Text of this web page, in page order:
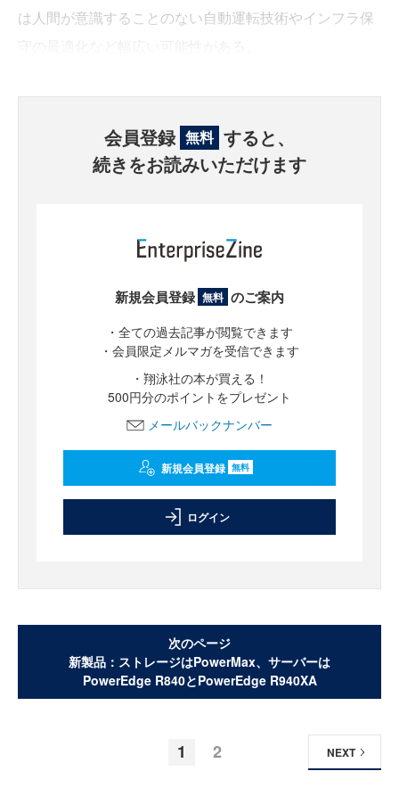
は人間が意識することのない自動運転技術やインフラ保
会員登録 無料 すると、
続きをお読みいただけます
新規会員登録 無料 のご案内
・全ての過去記事が閲覧できます
・会員限定メルマガを受信できます
・翔泳社の本が買える！
500円分のポイントをプレゼント
メールバックナンバー
新規会員登録 無料
ログイン
次のページ
新製品：ストレージはPowerMax、サーバーは
PowerEdge R840とPowerEdge R940XA
1 2 NEXT